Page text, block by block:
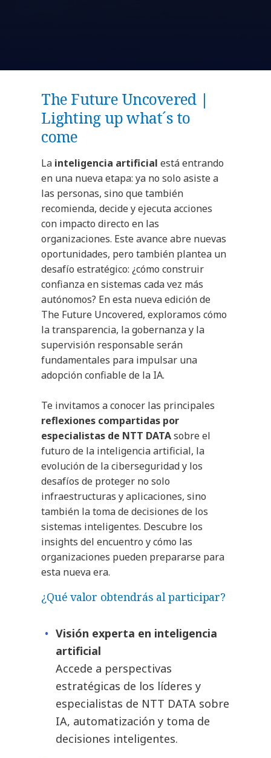
The Future Uncovered |
Lighting up what´s to
come
La inteligencia artificial está entrando
en una nueva etapa: ya no solo asiste a
las personas, sino que también
recomienda, decide y ejecuta acciones
con impacto directo en las
organizaciones. Este avance abre nuevas
oportunidades, pero también plantea un
desafío estratégico: ¿cómo construir
confianza en sistemas cada vez más
autónomos? En esta nueva edición de
The Future Uncovered, exploramos cómo
la transparencia, la gobernanza y la
supervisión responsable serán
fundamentales para impulsar una
adopción confiable de la IA.
Te invitamos a conocer las principales
reflexiones compartidas por
especialistas de NTT DATAsobre el
futuro de la inteligencia artificial, la
evolución de la ciberseguridad y los
desafíos de proteger no solo
infraestructuras y aplicaciones, sino
también la toma de decisiones de los
sistemas inteligentes. Descubre los
insights del encuentro y cómo las
organizaciones pueden prepararse para
esta nueva era.
¿Qué valor obtendrás al participar?
Visión experta en inteligencia
artificial
Accede a perspectivas
estratégicas de los líderes y
especialistas de NTT DATA sobre
IA, automatización y toma de
decisiones inteligentes.